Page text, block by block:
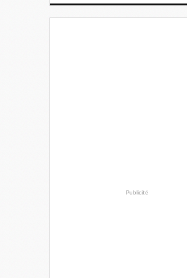
Publicité